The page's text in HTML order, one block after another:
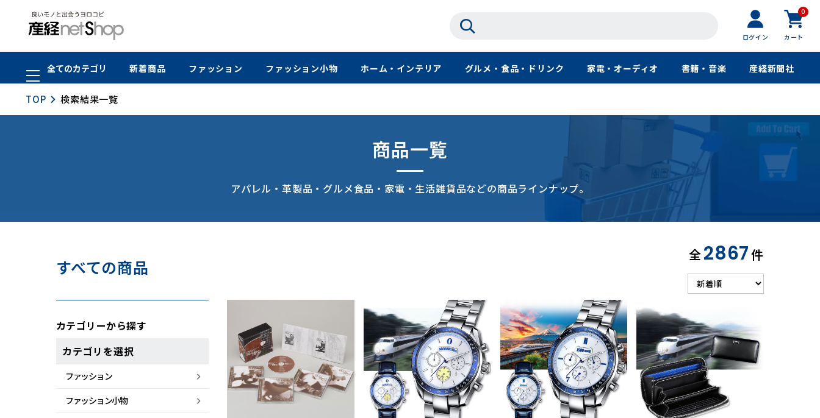
ログイン
0
カート
全てのカテゴリ 新着商品 ファッション ファッション小物 ホーム・インテリア グルメ・食品・ドリンク 家電・オーディオ 書籍・音楽 産経新聞社
TOP 検索結果一覧
商品一覧
アパレル・革製品・グルメ食品・家電・生活雑貨品などの商品ラインナップ。
すべての商品
全2867件
カテゴリーから探す
カテゴリを選択
ファッション
ファッション小物